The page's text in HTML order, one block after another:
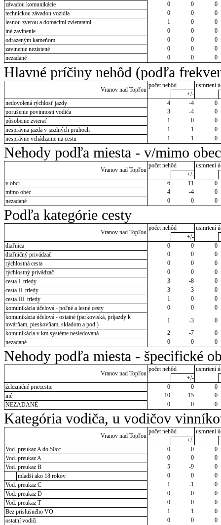
závadou komunikácie
0 0
0
technickou závadou vozidla
0 0
0
lesnou zverou a domácimi zvieratami
1 0
0
iné zavinenie
0 0
0
odrazeným kameňom
0 0
0
zavinenie nezistené
0 0
0
nezadané
0 0 0
Hlavné príčiny nehôd (podľa
Vranov nad Topľou
počet nehôd
usmrtení
+/-
nedovolená rýchlosť jazdy
4 -4
0
porušenie povinnosti vodiča
3 -4
0
pôsobenie zvierať
1 0
0
nesprávna jazda v jazdných pruhoch
1 1
0
nesprávne vchádzanie na cestu
1 1 0
Nehody podľa miesta - v/mimo obec
Vranov nad Topľou
počet nehôd
usmrtení
+/-
v obci
6 -11
0
mimo obec
4 -4
0
nezadané
0 0 0
Podľa kategórie cesty
Vranov nad Topľou
počet nehôd
usmrtení
+/-
diaľnica
0 0
0
diaľničný privádzač
0 0
0
rýchlostná cesta
0 0
0
rýchlostný privádzač
0 0
0
cesta I. triedy
3 -8
0
cesta II. triedy
3 3
0
cesta III. triedy
1 0
0
komunikácia účelová - poľné a lesné cesty
0 0
0
komunikácia účelová - ostatné (parkoviská, príjazdy k
továrňam, pieskovňam, skladom a pod.)
1 -3
0
komunikácia v km systéme nesledovaná
2 -7
0
nezadané
0 0 0
Nehody podľa miesta - špecifické
Vranov nad Topľou
počet nehôd
usmrtení
+/-
železničné priecestie
0 0
0
iné
10 -15
0
NEZADANÉ
0 0 0
Kategória vodiča, u vodičov
Vranov nad Topľou
počet nehôd
usmrtení
+/-
Vod. preukaz A do 50cc
0 0
0
Vod. preukaz A
0 0
0
Vod. preukaz B
5 -9
0
mladší ako 18 rokov
0 0
0
Vod. preukaz C
1 -1
0
Vod. preukaz D
0 0
0
Vod. preukaz T
0 0
0
Bez príslušného VO
1 1
0
ostatní vodiči
0 0
0